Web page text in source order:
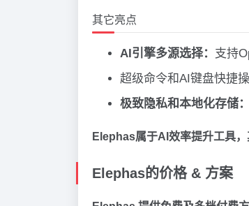
其它亮点
AI引擎多源选择： 支持
超级命令和AI键盘快捷
极致隐私和本地化存储：
Elephas属于AI效率提升工具
Elephas的价格 & 方案